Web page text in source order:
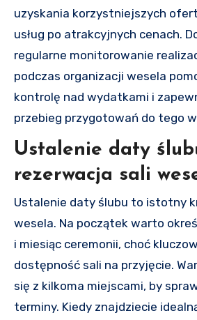
uzyskania korzystniejszych
usług po atrakcyjnych cenach.
regularne monitorowanie
podczas organizacji wesela
kontrolę nad wydatkami i
przebieg przygotowań do tego
Ustalenie daty
rezerwacja sali
Ustalenie daty ślubu to istotny
wesela. Na początek warto
i miesiąc ceremonii, choć
dostępność sali na przyjęcie.
się z kilkoma miejscami, by
terminy. Kiedy znajdziecie